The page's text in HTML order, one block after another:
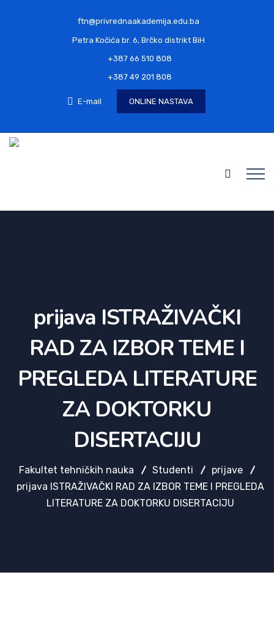
ftn@privrednaakademija.edu.ba
Petra Kočića br. 6, Brčko distrikt BiH
+387 66 510 808
+387 49 201 808
E-mail ONLINE NASTAVA
prijava ISTRAŽIVAČKI
RAD ZA IZBOR TEME I
PREGLEDA LITERATURE
ZA DOKTORKU
DISERTACIJU
Fakultet tehničkih nauka Studenti
prijave
prijava ISTRAŽIVAČKI RAD ZA IZBOR TEME I PREGLEDA
LITERATURE ZA DOKTORKU DISERTACIJU